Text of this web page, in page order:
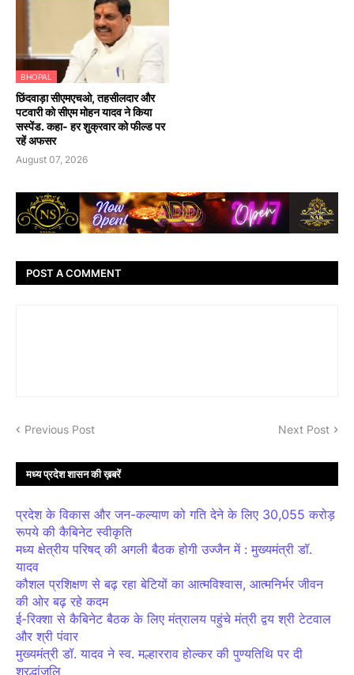
BHOPAL
छिंदवाड़ा सीएमएचओ, तहसीलदार और
पटवारी को सीएम मोहन यादव ने किया
सस्पेंड. कहा- हर शुक्रवार को फील्ड पर
रहें अफसर
August 07, 2026
POST A COMMENT
Previous Post Next Post
मध्य प्रदेश शासन की ख़बरें
प्रदेश के विकास और जन-कल्याण को गति देने के लिए 30,055 करोड़
रूपये की कैबिनेट स्वीकृति
मध्य क्षेत्रीय परिषद् की अगली बैठक होगी उज्जैन में : मुख्यमंत्री डॉ.
यादव
कौशल प्रशिक्षण से बढ़ रहा बेटियों का आत्मविश्वास, आत्मनिर्भर जीवन
की ओर बढ़ रहे कदम
ई-रिक्शा से कैबिनेट बैठक के लिए मंत्रालय पहुंचे मंत्री द्वय श्री टेटवाल
और श्री पंवार
मुख्यमंत्री डॉ. यादव ने स्व. मल्हारराव होल्कर की पुण्यतिथि पर दी
श्रद्धांजलि